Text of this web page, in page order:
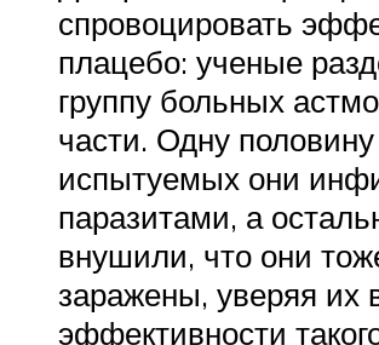
спровоцировать
плацебо: ученые
группу больных
части. Одну половину
испытуемых они
паразитами, а
внушили, что они
заражены, уверяя их
эффективности